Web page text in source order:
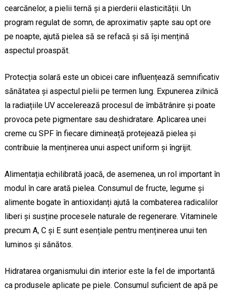
cearcănelor, a pielii ternă și a pierderii elasticității. Un
program regulat de somn, de aproximativ șapte sau opt ore
pe noapte, ajută pielea să se refacă și să își mențină
aspectul proaspăt.
Protecția solară este un obicei care influențează semnificativ
sănătatea și aspectul pielii pe termen lung. Expunerea zilnică
la radiațiile UV accelerează procesul de îmbătrânire și poate
provoca pete pigmentare sau deshidratare. Aplicarea unei
creme cu SPF în fiecare dimineață protejează pielea și
contribuie la menținerea unui aspect uniform și îngrijit.
Alimentația echilibrată joacă, de asemenea, un rol important în
modul în care arată pielea. Consumul de fructe, legume și
alimente bogate în antioxidanți ajută la combaterea radicalilor
liberi și susține procesele naturale de regenerare. Vitaminele
precum A, C și E sunt esențiale pentru menținerea unui ten
luminos și sănătos.
Hidratarea organismului din interior este la fel de importantă
ca produsele aplicate pe piele. Consumul suficient de apă pe